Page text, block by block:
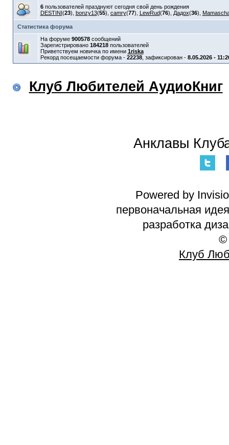
6пользователей празднуют сегодня свой день рождения
DESTINI(23), bonzy13(55), camry(77), LewRud(76), Дадох(36),
Статистика форума
На форуме 900578сообщений
Зарегистрировано 184218пользователей
Приветствуем новичка по имени 1riska
Рекорд посещаемости форума - 22238, зафиксирован - 8.05.2026 -
Клуб Любителей АудиоКниг
Анклавы
Powered by
первоначальная
разработка
©
Клуб